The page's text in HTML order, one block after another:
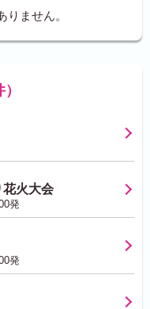
ません。
火大会
発
発